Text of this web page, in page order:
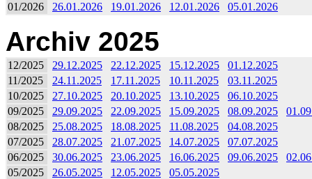
01/2026
26.01.2026 19.01.2026 12.01.2026 05.01.2026
Archiv 2025
12/2025 29.12.2025 22.12.2025 15.12.2025
01.12.2025
11/2025
24.11.2025 17.11.2025 10.11.2025
03.11.2025
10/2025
27.10.2025 20.10.2025 13.10.2025
06.10.2025
09/2025
29.09.2025 22.09.2025 15.09.2025 08.09.2025
08/2025
25.08.2025 18.08.2025 11.08.2025
04.08.2025
07/2025
28.07.2025 21.07.2025 14.07.2025
07.07.2025
06/2025
30.06.2025 23.06.2025 16.06.2025 09.06.2025
05/2025
26.05.2025 12.05.2025
05.05.2025